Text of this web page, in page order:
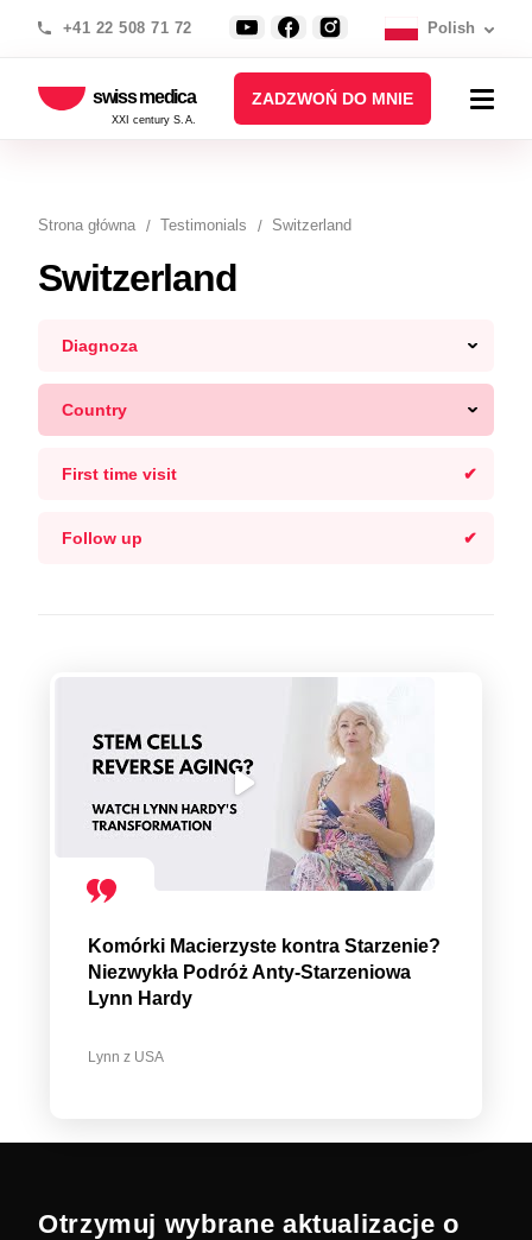
+41 22 508 71 72 Polish
swiss medica
XXI century S.A.
ZADZWOŃ DO MNIE
Strona główna Testimonials Switzerland
Switzerland
Diagnoza
Country
First time visit
Follow up
Komórki Macierzyste kontra Starzenie?
Niezwykła Podróż Anty-Starzeniowa
Lynn Hardy
Lynn z USA
Otrzymuj wybrane aktualizacje o